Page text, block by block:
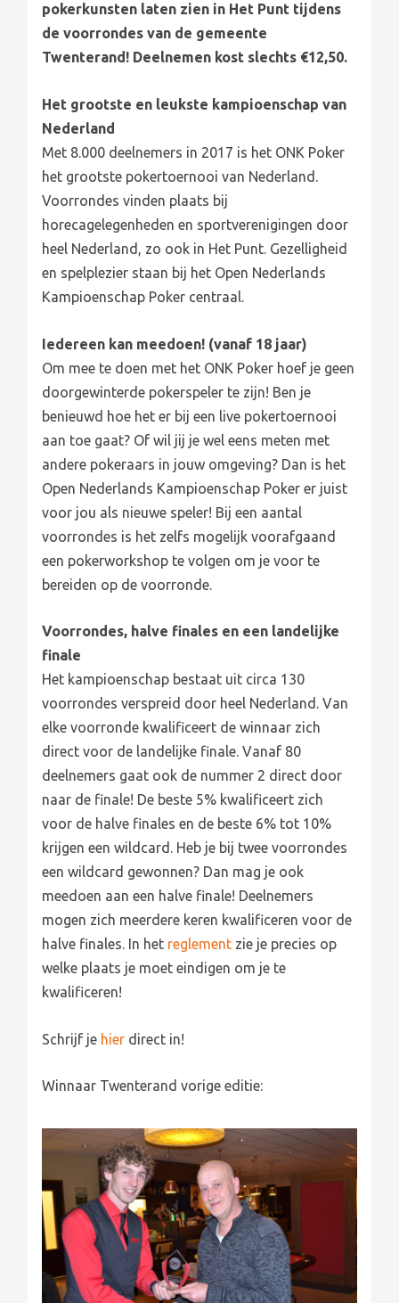
pokerkunsten laten zien in Het Punt tijdens
de voorrondes van de gemeente
Twenterand! Deelnemen kost slechts €12,50.
Het grootste en leukste kampioenschap van
Nederland
Met 8.000 deelnemers in 2017 is het ONK Poker
het grootste pokertoernooi van Nederland.
Voorrondes vinden plaats bij
horecagelegenheden en sportverenigingen door
heel Nederland, zo ook in Het Punt. Gezelligheid
en spelplezier staan bij het Open Nederlands
Kampioenschap Poker centraal.
Iedereen kan meedoen! (vanaf 18 jaar)
Om mee te doen met het ONK Poker hoef je geen
doorgewinterde pokerspeler te zijn! Ben je
benieuwd hoe het er bij een live pokertoernooi
aan toe gaat? Of wil jij je wel eens meten met
andere pokeraars in jouw omgeving? Dan is het
Open Nederlands Kampioenschap Poker er juist
voor jou als nieuwe speler! Bij een aantal
voorrondes is het zelfs mogelijk voorafgaand
een pokerworkshop te volgen om je voor te
bereiden op de voorronde.
Voorrondes, halve finales en een landelijke
finale
Het kampioenschap bestaat uit circa 130
voorrondes verspreid door heel Nederland. Van
elke voorronde kwalificeert de winnaar zich
direct voor de landelijke finale. Vanaf 80
deelnemers gaat ook de nummer 2 direct door
naar de finale! De beste 5% kwalificeert zich
voor de halve finales en de beste 6% tot 10%
krijgen een wildcard. Heb je bij twee voorrondes
een wildcard gewonnen? Dan mag je ook
meedoen aan een halve finale! Deelnemers
mogen zich meerdere keren kwalificeren voor de
halve finales. In het reglement zie je precies op
welke plaats je moet eindigen om je te
kwalificeren!
Schrijf je hier direct in!
Winnaar Twenterand vorige editie: